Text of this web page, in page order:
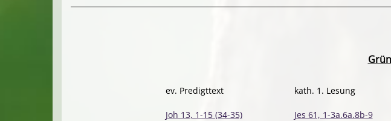
ev. Predigttext kath. 1. Lesung
Joh 13, 1-15 (34-35) Jes 61, 1-3a.6a.8b-9